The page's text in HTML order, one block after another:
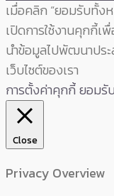
เมื่อคลิก “ยอมรับทั้ง
เปิดการใช้งานคุกกี้เ
นำข้อมูลไปพัฒนาปร
เว็บไซต์ของเรา
การตั้งค่าคุกกี้ยอมรั
Close
Privacy Overview